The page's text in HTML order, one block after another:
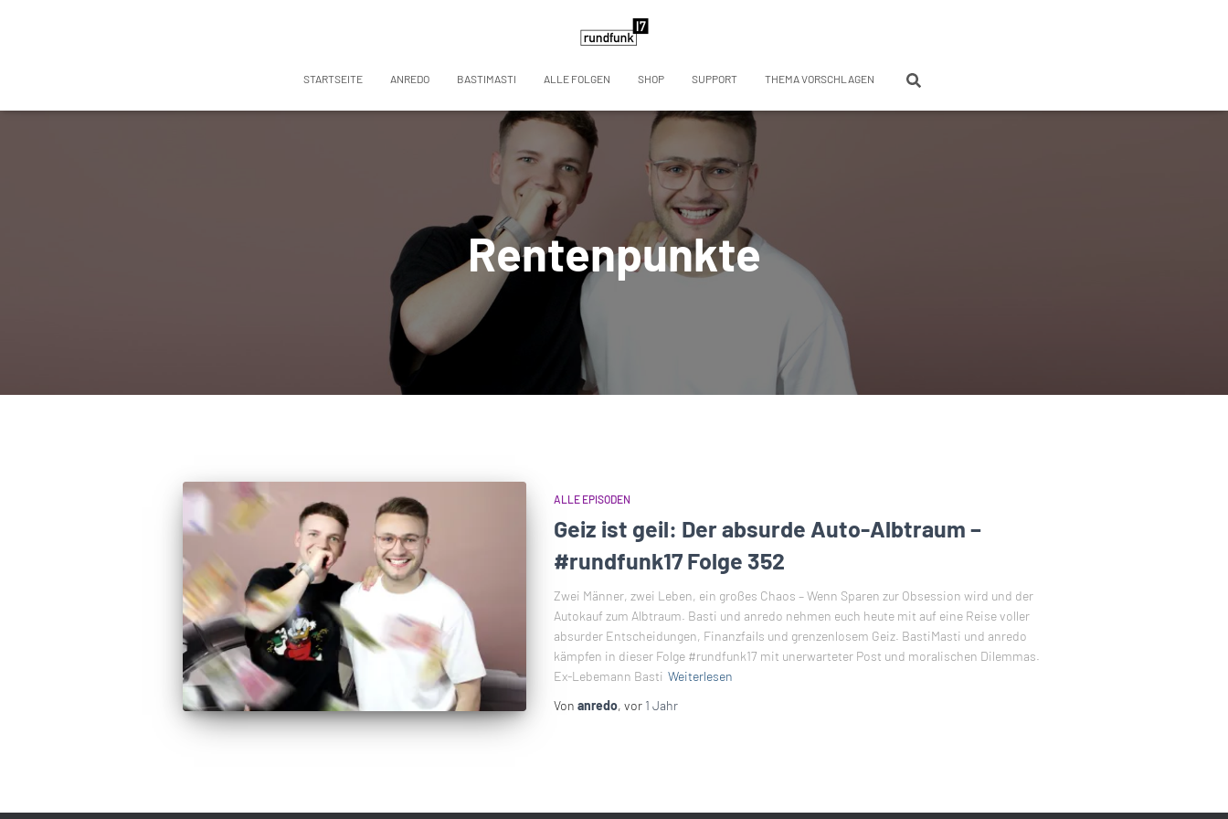
STARTSEITE ANREDO BASTIMASTI ALLE FOLGEN SHOP SUPPORT THEMA VORSCHLAGEN
Rentenpunkte
ALLE EPISODEN
Geiz ist geil: Der absurde Auto-Albtraum –
#rundfunk17 Folge 352
Zwei Männer, zwei Leben, ein großes Chaos – Wenn Sparen zur Obsession wird und der
Autokauf zum Albtraum. Basti und anredo nehmen euch heute mit auf eine Reise voller
absurder Entscheidungen, Finanzfails und grenzenlosem Geiz. BastiMasti und anredo
kämpfen in dieser Folge #rundfunk17 mit unerwarteter Post und moralischen Dilemmas.
Ex-Lebemann Basti Weiterlesen
Von anredo, vor 1 Jahr